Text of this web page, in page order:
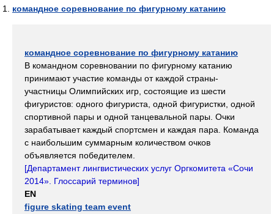
командное соревнование по фигурному катанию
командное соревнование по фигурному катанию
В командном соревновании по фигурному катанию
принимают участие команды от каждой страны-
участницы Олимпийских игр, состоящие из шести
фигуристов: одного фигуриста, одной фигуристки, одной
спортивной пары и одной танцевальной пары. Очки
зарабатывает каждый спортсмен и каждая пара. Команда
с наибольшим суммарным количеством очков
объявляется победителем.
[Департамент лингвистических услуг Оргкомитета «Сочи
2014». Глоссарий терминов]
EN
figure skating team event